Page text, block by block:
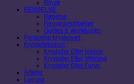
Ringe
RENSELSE
Røgelse
Renselsestilbehør
Guides & Workbooks
Personligt krystalsæt
Krystalleksikon
Krystaller Efter Navne
Krystaller Efter Virkning
Krystaller Efter Farve
Artikler
Log ind